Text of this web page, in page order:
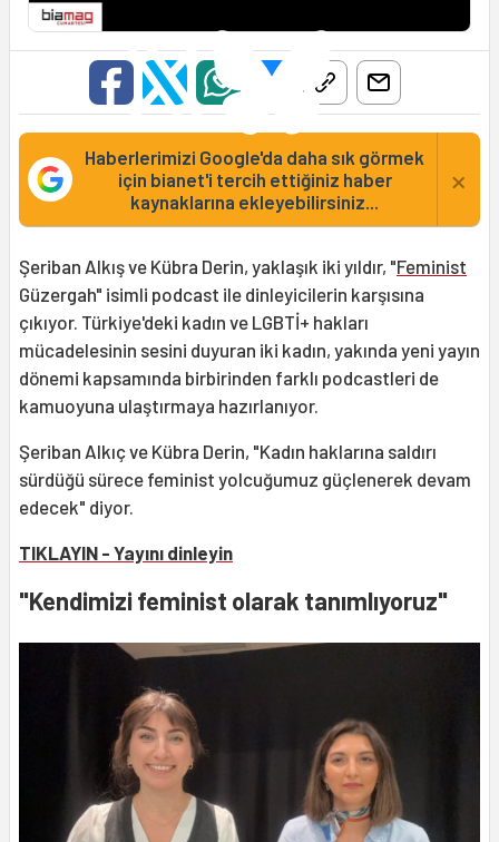
Haberlerimizi Google'da daha sık görmek
için bianet'i tercih ettiğiniz haber
kaynaklarına ekleyebilirsiniz...
×
Şeriban Alkış ve Kübra Derin, yaklaşık iki yıldır, "Feminist
Güzergah" isimli podcast ile dinleyicilerin karşısına
çıkıyor. Türkiye'deki kadın ve LGBTİ+ hakları
mücadelesinin sesini duyuran iki kadın, yakında yeni yayın
dönemi kapsamında birbirinden farklı podcastleri de
kamuoyuna ulaştırmaya hazırlanıyor.
Şeriban Alkıç ve Kübra Derin, "Kadın haklarına saldırı
sürdüğü sürece feminist yolcuğumuz güçlenerek devam
edecek" diyor.
TIKLAYIN - Yayını dinleyin
"Kendimizi feminist olarak tanımlıyoruz"